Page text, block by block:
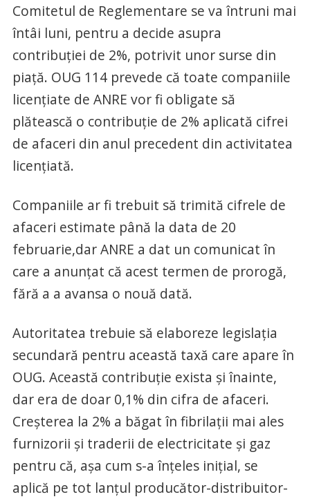
Comitetul de Reglementare se va întruni mai
întâi luni, pentru a decide asupra
contribuţiei de 2%, potrivit unor surse din
piaţă. OUG 114 prevede că toate companiile
licenţiate de ANRE vor fi obligate să
plătească o contribuţie de 2% aplicată cifrei
de afaceri din anul precedent din activitatea
licenţiată.
Companiile ar fi trebuit să trimită cifrele de
afaceri estimate până la data de 20
februarie,dar ANRE a dat un comunicat în
care a anunţat că acest termen de prorogă,
fără a a avansa o nouă dată.
Autoritatea trebuie să elaboreze legislaţia
secundară pentru această taxă care apare în
OUG. Această contribuţie exista şi înainte,
dar era de doar 0,1% din cifra de afaceri.
Creşterea la 2% a băgat în fibrilaţii mai ales
furnizorii şi traderii de electricitate şi gaz
pentru că, aşa cum s-a înţeles iniţial, se
aplică pe tot lanţul producător-distribuitor-